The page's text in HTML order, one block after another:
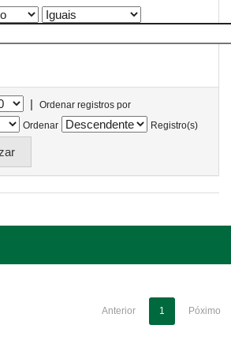
|
Ordenar registros por
Ordenar
Registro(s)
Anterior 1 Póximo